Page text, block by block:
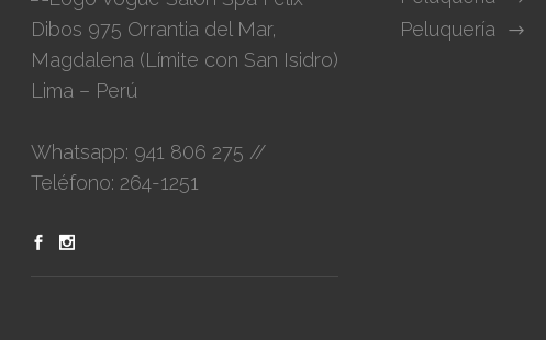
Dibos 975 Orrantia del Mar,
Magdalena (Límite con San Isidro)
Lima – Perú
Whatsapp: 941 806 275 //
Teléfono: 264-1251
Peluquería